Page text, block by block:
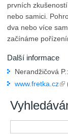
prvních
nebo samici.
dva nebo více
začínáme
Další informace
Nerandžičová
www.fretka.cz